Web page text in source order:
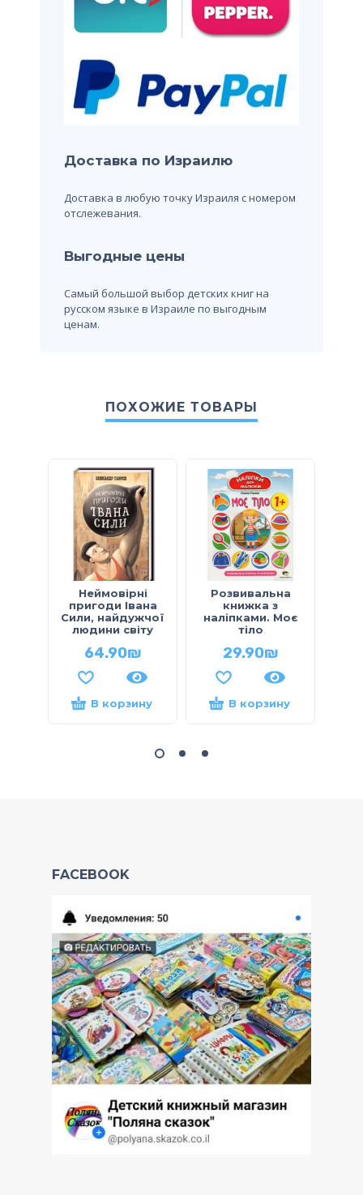
Доставка по Израилю
Доставка в любую точку Израиля с номером
отслежевания.
Выгодные цены
Самый большой выбор детских книг на
русском языке в Израиле по выгодным
ценам.
ПОХОЖИЕ ТОВАРЫ
Неймовірні
пригоди Івана
Сили, найдужчої
людини світу
64.90₪
В корзину
Розвивальна
книжка з
наліпками. Моє
тіло
29.90₪
В корзину
FACEBOOK